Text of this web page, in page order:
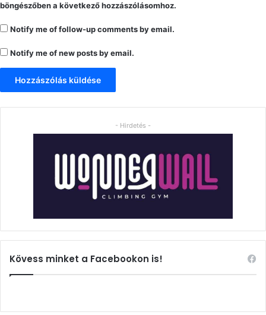
böngészőben a következő hozzászólásomhoz.
Notify me of follow-up comments by email.
Notify me of new posts by email.
- Hirdetés -
Kövess minket a Facebookon is!